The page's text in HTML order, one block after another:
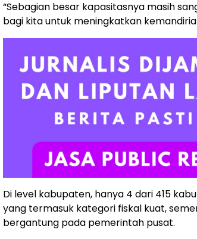
“Sebagian besar kapasitasnya masih
bagi kita untuk meningkatkan
Di level kabupaten, hanya 4 dari 415
yang termasuk kategori fiskal kuat,
bergantung pada pemerintah pusat.